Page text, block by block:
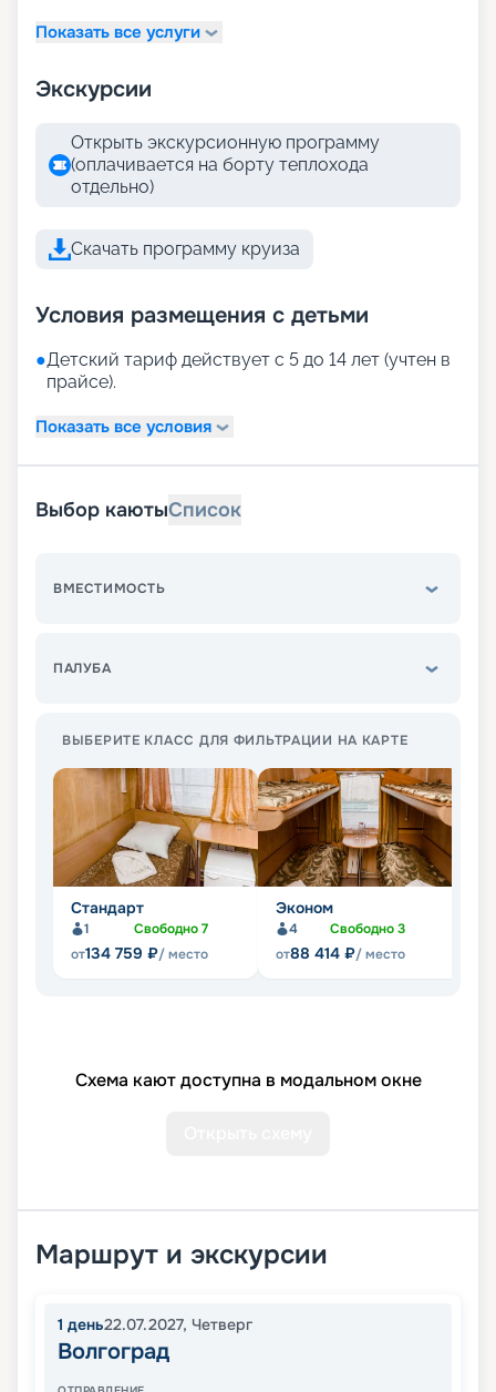
Показать все услуги
Экскурсии
Открыть экскурсионную программу
(оплачивается на борту теплохода
отдельно)
Скачать программу круиза
Условия размещения с детьми
●Детский тариф действует с 5 до 14 лет (учтен в
прайсе).
Показать все условия
Выбор каютыСписок
ВМЕСТИМОСТЬ
ПАЛУБА
ВЫБЕРИТЕ КЛАСС ДЛЯ ФИЛЬТРАЦИИ НА КАРТЕ
Стандарт
1 Свободно7
от134 759 ₽/ место
Эконом
4 Свободно3
от88 414 ₽/ место
Схема кают доступна в модальном окне
Маршрут и экскурсии
1 день22.07.2027, Четверг
Волгоград